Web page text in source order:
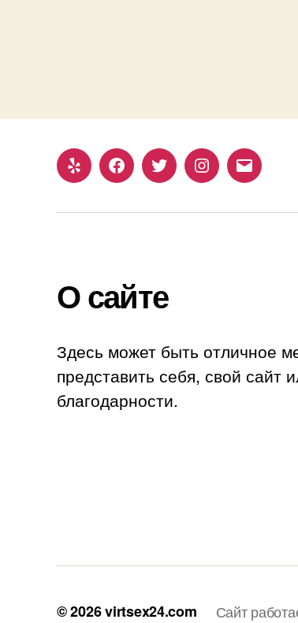
Yelp FacebookTwitterInstagram
Email
О сайте
Здесь может быть отличное
представить себя, свой сайт
благодарности.
© 2026virtsex24.com Сайт